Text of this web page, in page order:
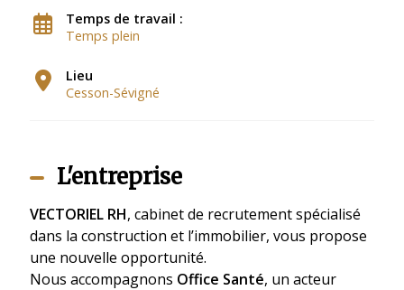
Temps de travail :
Temps plein
Lieu
Cesson-Sévigné
L'entreprise
VECTORIEL RH, cabinet de recrutement spécialisé
dans la construction et l’immobilier, vous propose
une nouvelle opportunité.
Nous accompagnons Office Santé, un acteur